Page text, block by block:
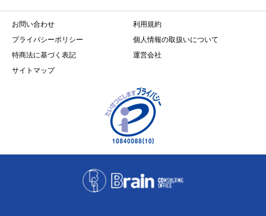
お問い合わせ
利用規約
プライバシーポリシー
個人情報の取扱いについて
特商法に基づく表記
運営会社
サイトマップ